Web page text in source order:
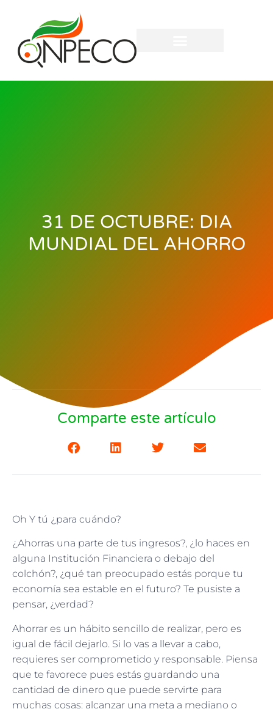
31 DE OCTUBRE: DIA
MUNDIAL DEL AHORRO
Comparte este artículo
Oh Y tú ¿para cuándo?
¿Ahorras una parte de tus ingresos?, ¿lo haces en
alguna Institución Financiera o debajo del
colchón?, ¿qué tan preocupado estás porque tu
economía sea estable en el futuro? Te pusiste a
pensar, ¿verdad?
Ahorrar es un hábito sencillo de realizar, pero es
igual de fácil dejarlo. Si lo vas a llevar a cabo,
requieres ser comprometido y responsable. Piensa
que te favorece pues estás guardando una
cantidad de dinero que puede servirte para
muchas cosas: alcanzar una meta a mediano o